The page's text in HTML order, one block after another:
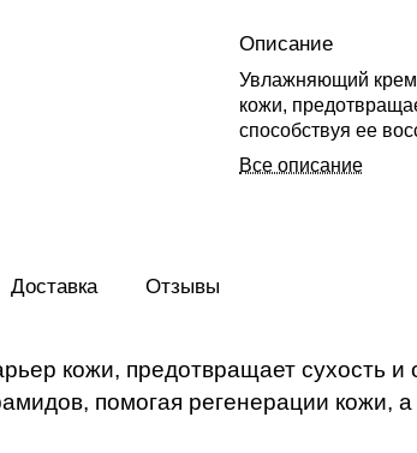
Описание
Увлажняющий крем
кожи,
способствуя ее
усиливает
регенерации кожи,
Все описание
Доставка Отзывы
кожи, предотвращает сухость и
помогая регенерации кожи,